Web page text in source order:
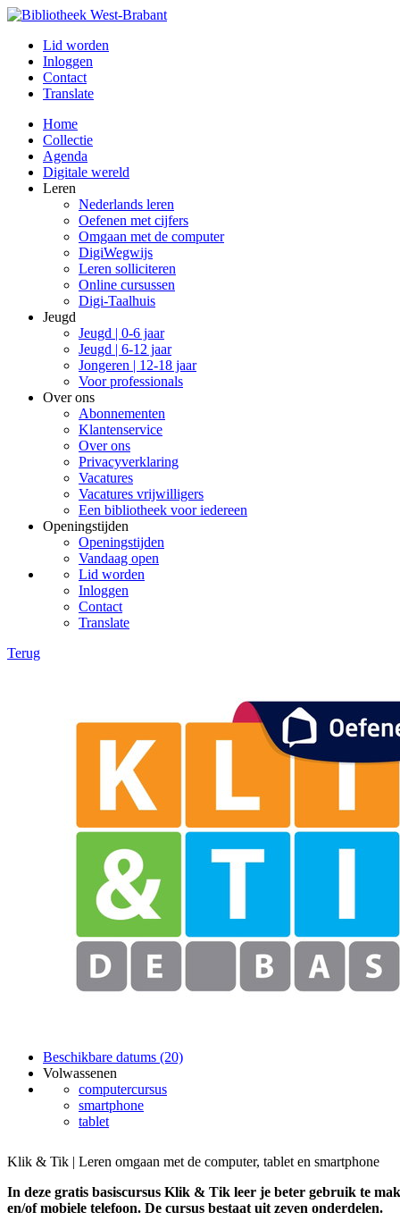
Lid worden
Inloggen
Contact
Translate
Home
Collectie
Agenda
Digitale wereld
Leren
Nederlands leren
Oefenen met cijfers
Omgaan met de computer
DigiWegwijs
Leren solliciteren
Online cursussen
Digi-Taalhuis
Jeugd
Jeugd | 0-6 jaar
Jeugd | 6-12 jaar
Jongeren | 12-18 jaar
Voor professionals
Over ons
Abonnementen
Klantenservice
Over ons
Privacyverklaring
Vacatures
Vacatures vrijwilligers
Een bibliotheek voor iedereen
Openingstijden
Openingstijden
Vandaag open
Lid worden
Inloggen
Contact
Translate
Terug
Beschikbare datums (20)
Volwassenen
computercursus
smartphone
tablet
Klik & Tik | Leren omgaan met de computer, tablet en smartphone
In deze gratis basiscursus Klik & Tik leer je beter gebruik te
en/of mobiele telefoon. De cursus bestaat uit zeven onderdelen.